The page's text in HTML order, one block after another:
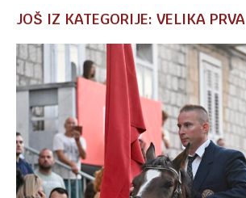
JOŠ IZ KATEGORIJE: VELIKA PRVA